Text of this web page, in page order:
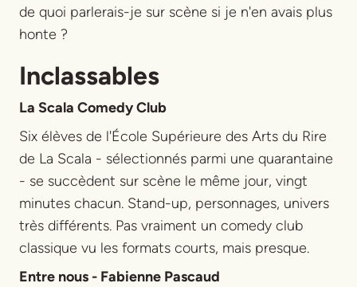
de quoi parlerais-je sur scène si je n'en avais plus
honte ?
Inclassables
La Scala Comedy Club
Six élèves de l'École Supérieure des Arts du Rire
de La Scala - sélectionnés parmi une quarantaine
- se succèdent sur scène le même jour, vingt
minutes chacun. Stand-up, personnages, univers
très différents. Pas vraiment un comedy club
classique vu les formats courts, mais presque.
Entre nous - Fabienne Pascaud